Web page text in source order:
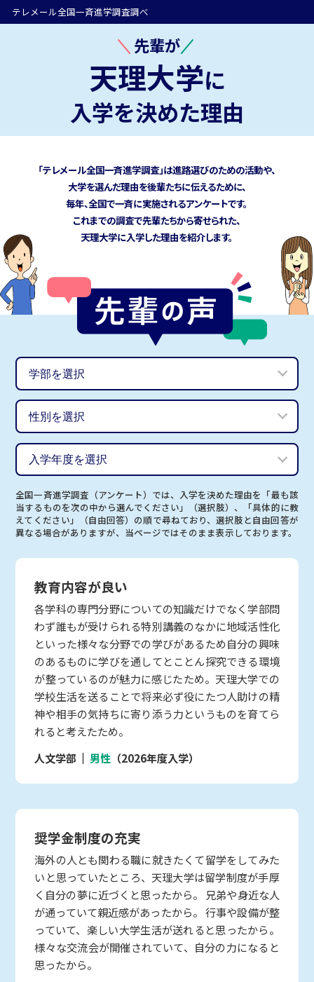
テレメール全国一斉進学調査調べ
先輩が
天理大学に
入学を決めた理由
「テレメール全国一斉進学調査」は進路選びのための活動や、
大学を選んだ理由を後輩たちに伝えるために、
毎年、全国で一斉に実施されるアンケートです。
これまでの調査で先輩たちから寄せられた、
天理大学に入学した理由を紹介します。
全国一斉進学調査（アンケート）では、入学を決めた理由を「最も該
当するものを次の中から選んでください」（選択肢）、「具体的に教
えてください」（自由回答）の順で尋ねており、選択肢と自由回答が
異なる場合がありますが、当ページではそのまま表示しております。
教育内容が良い
各学科の専門分野についての知識だけでなく学部問
わず誰もが受けられる特別講義のなかに地域活性化
といった様々な分野での学びがあるため自分の興味
のあるものに学びを通してとことん探究できる環境
が整っているのが魅力に感じたため。天理大学での
学校生活を送ることで将来必ず役にたつ人助けの精
神や相手の気持ちに寄り添う力というものを育てら
れると考えたため。
人文学部
男性 （2026年度入学）
奨学金制度の充実
海外の人とも関わる職に就きたくて留学をしてみた
いと思っていたところ、天理大学は留学制度が手厚
く自分の夢に近づくと思ったから。 兄弟や身近な人
が通っていて親近感があったから。 行事や設備が整
っていて、楽しい大学生活が送れると思ったから。
様々な交流会が開催されていて、自分の力になると
思ったから。